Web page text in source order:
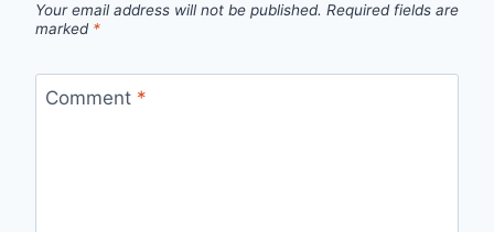
Your email address will not be published. Required fields are
marked *
Comment *